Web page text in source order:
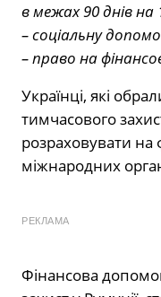
в межах 90 днів на
– соціальну
– право на
Українці, які
тимчасового
розраховувати на
міжнародних
РЕКЛАМА
Фінансова